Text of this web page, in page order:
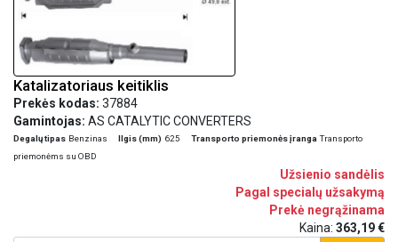
Katalizatoriaus keitiklis
Prekės kodas: 37884
Gamintojas: AS CATALYTIC CONVERTERS
Degalų tipas Benzinas Ilgis (mm) 625 Transporto priemonės įranga Transporto
priemonėms su OBD
Užsienio sandėlis
Pagal specialų užsakymą
Prekė negrąžinama
Kaina: 363,19 €